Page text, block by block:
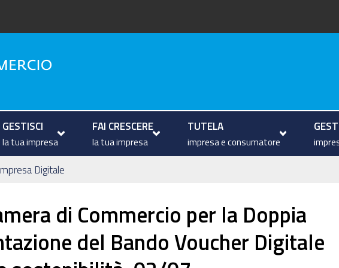
Marche
GESTISCI
la tua impresa
FAI CRESCERE
la tua impresa
TUTELA
impresa e consumatore
Digitale
di Commercio per la Doppia
del Bando Voucher Digitale